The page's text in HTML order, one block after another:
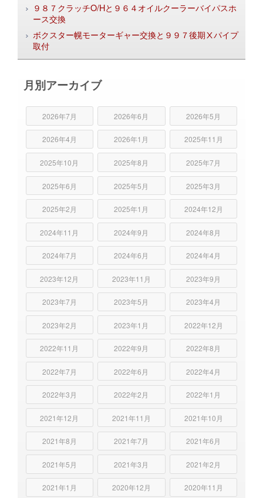
９８７クラッチO/Hと９６４オイルクーラーバイパスホ
ース交換
ボクスター幌モーターギャー交換と９９７後期Ⅹパイプ
取付
月別アーカイブ
2026年7月 2026年6月 2026年5月
2026年4月 2026年1月 2025年11月
2025年10月 2025年8月 2025年7月
2025年6月 2025年5月 2025年3月
2025年2月 2025年1月 2024年12月
2024年11月 2024年9月 2024年8月
2024年7月 2024年6月 2024年4月
2023年12月 2023年11月 2023年9月
2023年7月 2023年5月 2023年4月
2023年2月 2023年1月 2022年12月
2022年11月 2022年9月 2022年8月
2022年7月 2022年6月 2022年4月
2022年3月 2022年2月 2022年1月
2021年12月 2021年11月 2021年10月
2021年8月 2021年7月 2021年6月
2021年5月 2021年3月 2021年2月
2021年1月 2020年12月 2020年11月